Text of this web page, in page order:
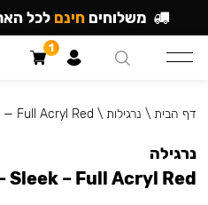
דף הבית \ נרגילות \
Full Acryl Red
נרגילה
Sleek – Full Acryl Red
משלוחים חינם לכל
1